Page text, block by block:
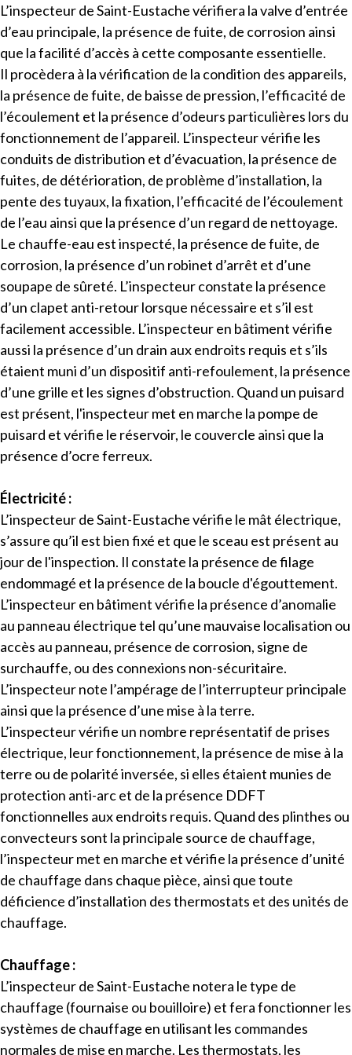
L’inspecteur de Saint-Eustache vérifiera la valve d’entrée
d’eau principale, la présence de fuite, de corrosion ainsi
que la facilité d’accès à cette composante essentielle.
Il procèdera à la vérification de la condition des appareils,
la présence de fuite, de baisse de pression, l’efficacité de
l’écoulement et la présence d’odeurs particulières lors du
fonctionnement de l’appareil. L’inspecteur vérifie les
conduits de distribution et d’évacuation, la présence de
fuites, de détérioration, de problème d’installation, la
pente des tuyaux, la fixation, l’efficacité de l’écoulement
de l’eau ainsi que la présence d’un regard de nettoyage.
Le chauffe-eau est inspecté, la présence de fuite, de
corrosion, la présence d’un robinet d’arrêt et d’une
soupape de sûreté. L’inspecteur constate la présence
d’un clapet anti-retour lorsque nécessaire et s’il est
facilement accessible. L’inspecteur en bâtiment vérifie
aussi la présence d’un drain aux endroits requis et s’ils
étaient muni d’un dispositif anti-refoulement, la présence
d’une grille et les signes d’obstruction. Quand un puisard
est présent, l'inspecteur met en marche la pompe de
puisard et vérifie le réservoir, le couvercle ainsi que la
présence d’ocre ferreux.
Électricité :
L’inspecteur de Saint-Eustache vérifie le mât électrique,
s’assure qu’il est bien fixé et que le sceau est présent au
jour de l'inspection. Il constate la présence de filage
endommagé et la présence de la boucle d'égouttement.
L’inspecteur en bâtiment vérifie la présence d’anomalie
au panneau électrique tel qu’une mauvaise localisation ou
accès au panneau, présence de corrosion, signe de
surchauffe, ou des connexions non-sécuritaire.
L’inspecteur note l’ampérage de l’interrupteur principale
ainsi que la présence d’une mise à la terre.
L’inspecteur vérifie un nombre représentatif de prises
électrique, leur fonctionnement, la présence de mise à la
terre ou de polarité inversée, si elles étaient munies de
protection anti-arc et de la présence DDFT
fonctionnelles aux endroits requis. Quand des plinthes ou
convecteurs sont la principale source de chauffage,
l’inspecteur met en marche et vérifie la présence d’unité
de chauffage dans chaque pièce, ainsi que toute
déficience d’installation des thermostats et des unités de
chauffage.
Chauffage :
L’inspecteur de Saint-Eustache notera le type de
chauffage (fournaise ou bouilloire) et fera fonctionner les
systèmes de chauffage en utilisant les commandes
normales de mise en marche. Les thermostats, les